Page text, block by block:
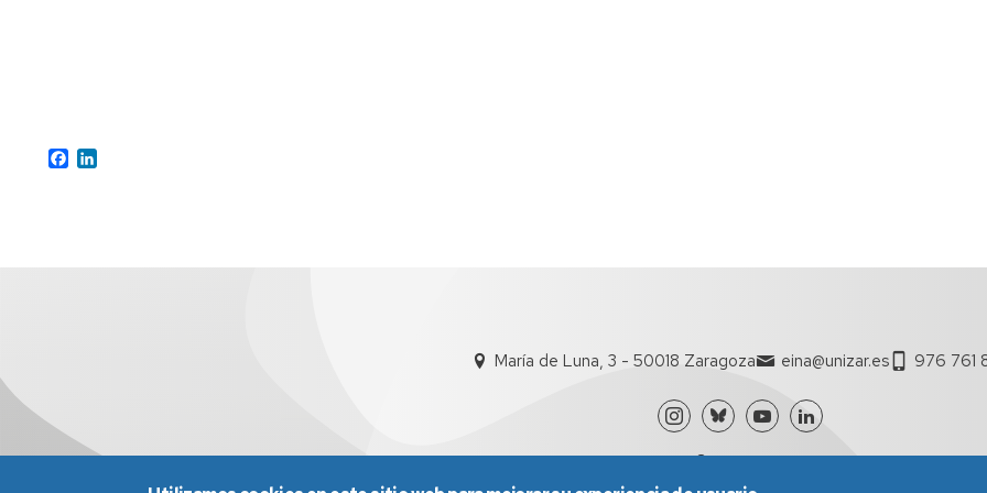
Facebook
María de Luna, 3 - 50018 Zaragoza eina@unizar.es 976 761